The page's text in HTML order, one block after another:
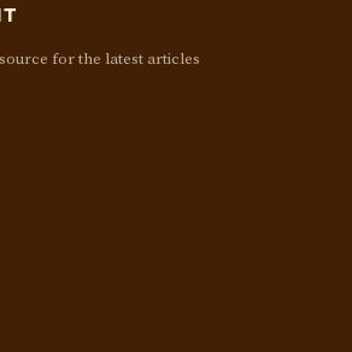
for the latest articles